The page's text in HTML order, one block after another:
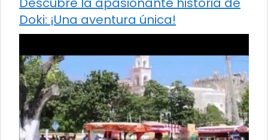
Doki: ¡Una aventura única!